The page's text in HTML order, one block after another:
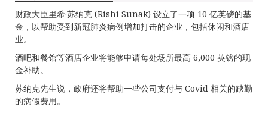
财政大臣里希·苏纳克 (Rishi Sunak) 设立了一项 10 亿英镑的基
金，以帮助受到新冠肺炎病例增加打击的企业，包括休闲和酒店
业。
酒吧和餐馆等酒店企业将能够申请每处场所最高 6,000 英镑的现
金补助。
苏纳克先生说，政府还将帮助一些公司支付与 Covid 相关的缺勤
的病假费用。